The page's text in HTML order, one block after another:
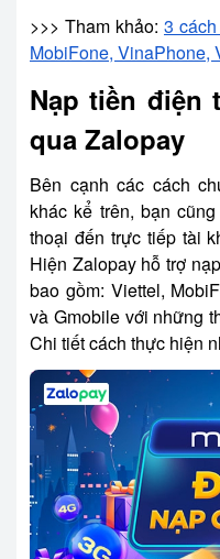
>>> Tham khảo: 3
MobiFone, VinaPhone,
Nạp tiền điện
qua Zalopay
Bên cạnh các cách
khác kể trên, bạn
thoại đến trực tiếp tài
Hiện Zalopay hỗ trợ
bao gồm: Viettel,
và Gmobile với những
Chi tiết cách thực hiện